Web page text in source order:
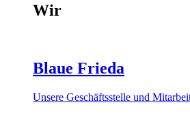
Wir
Blaue Frieda
Unsere Geschäftsstelle und